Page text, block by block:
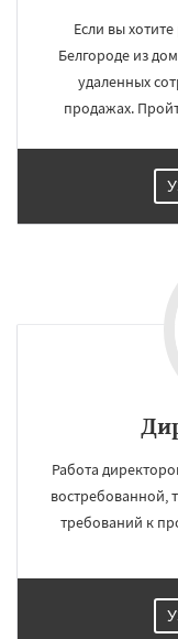
Если вы
Белгороде из
удаленных
продажах.
Работа
востребованной,
требований к